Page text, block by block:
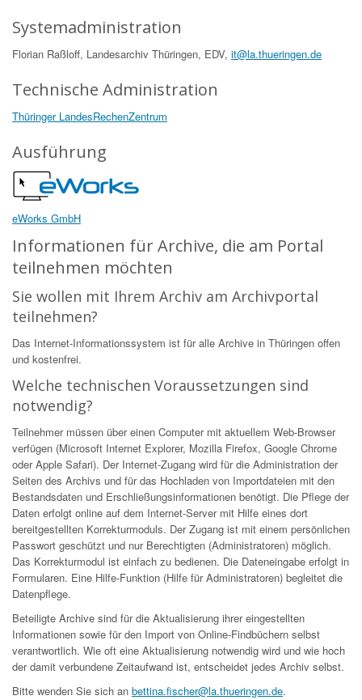
Systemadministration
Florian Raßloff, Landesarchiv Thüringen, EDV, it@la.thueringen.de
Technische Administration
Thüringer LandesRechenZentrum
Ausführung
eWorks GmbH
Informationen für Archive, die am Portal
teilnehmen möchten
Sie wollen mit Ihrem Archiv am Archivportal
teilnehmen?
Das Internet-Informationssystem ist für alle Archive in Thüringen offen
und kostenfrei.
Welche technischen Voraussetzungen sind
notwendig?
Teilnehmer müssen über einen Computer mit aktuellem Web-Browser
verfügen (Microsoft Internet Explorer, Mozilla Firefox, Google Chrome
oder Apple Safari). Der Internet-Zugang wird für die Administration der
Seiten des Archivs und für das Hochladen von Importdateien mit den
Bestandsdaten und Erschließungsinformationen benötigt. Die Pflege der
Daten erfolgt online auf dem Internet-Server mit Hilfe eines dort
bereitgestellten Korrekturmoduls. Der Zugang ist mit einem persönlichen
Passwort geschützt und nur Berechtigten (Administratoren) möglich.
Das Korrekturmodul ist einfach zu bedienen. Die Dateneingabe erfolgt in
Formularen. Eine Hilfe-Funktion (Hilfe für Administratoren) begleitet die
Datenpflege.
Beteiligte Archive sind für die Aktualisierung ihrer eingestellten
Informationen sowie für den Import von Online-Findbüchern selbst
verantwortlich. Wie oft eine Aktualisierung notwendig wird und wie hoch
der damit verbundene Zeitaufwand ist, entscheidet jedes Archiv selbst.
Bitte wenden Sie sich an bettina.fischer@la.thueringen.de.